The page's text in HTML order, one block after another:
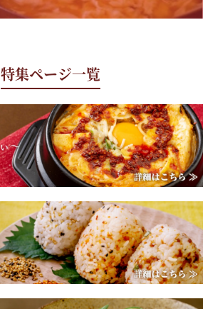
特集ページ一覧